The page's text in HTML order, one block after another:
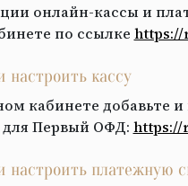
онлайн-кассы и
по ссылке
настроить кассу
кабинете добавьте
Первый ОФД:
настроить платежную